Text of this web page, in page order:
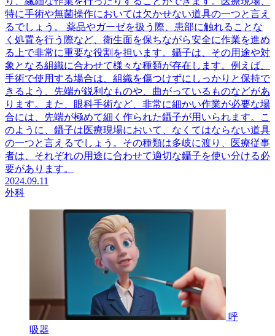
特に手術や無菌操作においては欠かせない道具の一つと言え
るでしょう。 薬品やガーゼを扱う際、患部に触れることな
く処置を行う際など、衛生面を保ちながら安全に作業を進め
る上で非常に重要な役割を担います。鑷子は、その用途や対
象となる組織に合わせて様々な種類が存在します。例えば、
手術で使用する場合は、組織を傷つけずにしっかりと保持で
きるよう、先端が鋭利なものや、曲がっているものなどがあ
ります。また、眼科手術など、非常に細かい作業が必要な場
合には、先端が極めて細く作られた鑷子が用いられます。こ
のように、鑷子は医療現場において、なくてはならない道具
の一つと言えるでしょう。その種類は多岐に渡り、医療従事
者は、それぞれの用途に合わせて適切な鑷子を使い分ける必
要があります。
2024.09.11
外科
呼
吸器